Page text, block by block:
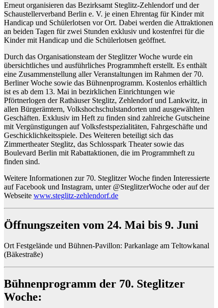
Erneut organisieren das Bezirksamt Steglitz-Zehlendorf und der
Schaustellerverband Berlin e. V. je einen Ehrentag für Kinder mit
Handicap und Schülerlotsen vor Ort. Dabei werden die Attraktionen
an beiden Tagen für zwei Stunden exklusiv und kostenfrei für die
Kinder mit Handicap und die Schülerlotsen geöffnet.
Durch das Organisationsteam der Steglitzer Woche wurde ein
übersichtliches und ausführliches Programmheft erstellt. Es enthält
eine Zusammenstellung aller Veranstaltungen im Rahmen der 70.
Berliner Woche sowie das Bühnenprogramm. Kostenlos erhältlich
ist es ab dem 13. Mai in bezirklichen Einrichtungen wie
Pförtnerlogen der Rathäuser Steglitz, Zehlendorf und Lankwitz, in
allen Bürgerämtern, Volkshochschulstandorten und ausgewählten
Geschäften. Exklusiv im Heft zu finden sind zahlreiche Gutscheine
mit Vergünstigungen auf Volksfestspezialitäten, Fahrgeschäfte und
Geschicklichkeitsspiele. Des Weiteren beteiligt sich das
Zimmertheater Steglitz, das Schlosspark Theater sowie das
Boulevard Berlin mit Rabattaktionen, die im Programmheft zu
finden sind.
Weitere Informationen zur 70. Steglitzer Woche finden Interessierte
auf Facebook und Instagram, unter @SteglitzerWoche oder auf der
Webseite www.steglitz-zehlendorf.de
Öffnungszeiten vom 24. Mai bis 9. Juni
Ort Festgelände und Bühnen-Pavillon: Parkanlage am Teltowkanal
(Bäkestraße)
Bühnenprogramm der 70. Steglitzer
Woche: